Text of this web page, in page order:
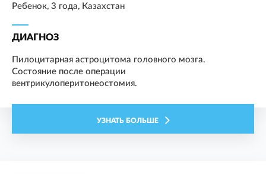
Ребенок, 3 года, Казахстан
ДИАГНОЗ
Пилоцитарная астроцитома головного мозга.
Состояние после операции
вентрикулоперитонеостомия.
УЗНАТЬ БОЛЬШЕ